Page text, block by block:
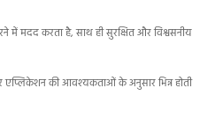
में मदद करता है, साथ ही सुरक्षित और विश्वसनीय
एप्लिकेशन की आवश्यकताओं के अनुसार भिन्न होती